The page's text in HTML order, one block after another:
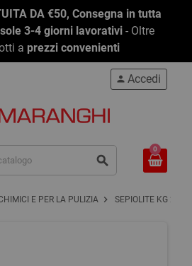
DA €50, Consegna in tutta
3-4 giorni lavorativi - Oltre
a prezzi convenienti
search
person Accedi
0
E PER LA PULIZIA chevron_right SEPIOLITE KG 20